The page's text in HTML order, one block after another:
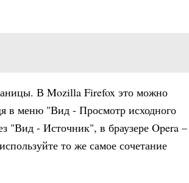
В Mozilla Firefox это можно
в меню "Вид - Просмотр исходного
"Вид - Источник", в браузере Opera –
то же самое сочетание